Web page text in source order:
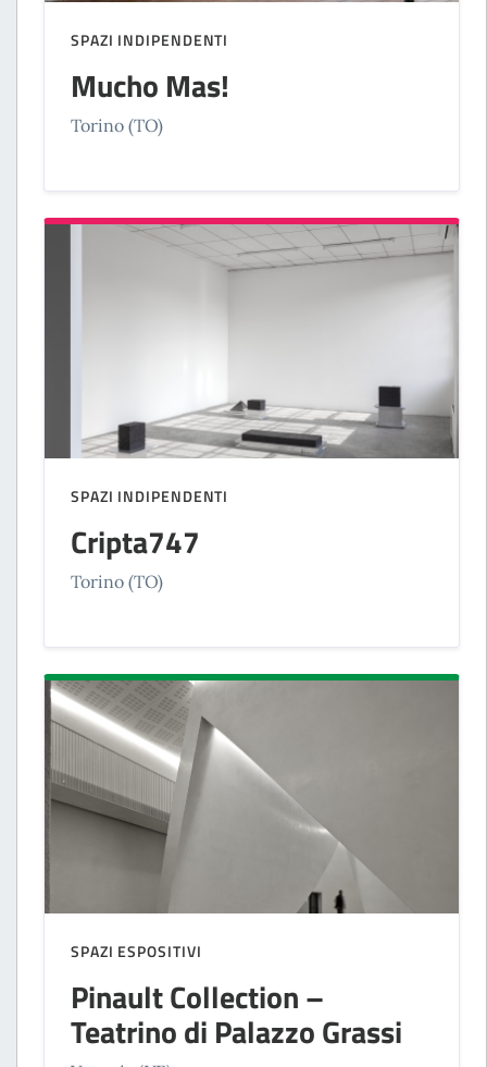
SPAZI INDIPENDENTI
Mucho Mas!
Torino (TO)
SPAZI INDIPENDENTI
Cripta747
Torino (TO)
SPAZI ESPOSITIVI
Pinault Collection –
Teatrino di Palazzo Grassi